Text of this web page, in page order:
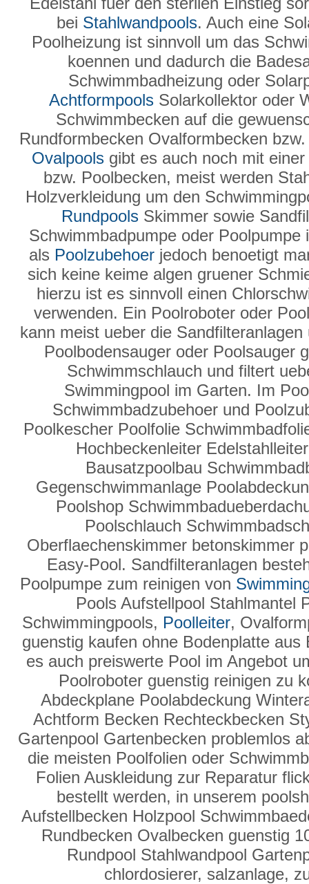
bei Stahlwandpools. Auch eine
Poolheizung ist sinnvoll um das
koennen und dadurch die
Schwimmbadheizung oder
AchtformpoolsSolarkollektor oder
Schwimmbecken auf die
Rundformbecken Ovalformbecken
Ovalpoolsgibt es auch noch mit einer
bzw. Poolbecken, meist werden
Holzverkleidung um den
RundpoolsSkimmer sowie
Schwimmbadpumpe oder
als Poolzubehoer jedoch benoetigt
sich keine keime algen gruener
hierzu ist es sinnvoll einen
verwenden. Ein Poolroboter oder
kann meist ueber die
Poolbodensauger oder Poolsauger
Schwimmschlauch und filtert
Swimmingpool im Garten. Im
Schwimmbadzubehoer und
Poolkescher Poolfolie
Hochbeckenleiter
Bausatzpoolbau
Gegenschwimmanlage
Poolshop
Poolschlauch
Oberflaechenskimmer betonskimmer
Easy-Pool. Sandfilteranlagen
Poolpumpe zum reinigen von
Pools Aufstellpool Stahlmantel
Schwimmingpools, Poolleiter,
guenstig kaufen ohne Bodenplatte
es auch preiswerte Pool im Angebot
Poolroboter guenstig reinigen zu
Abdeckplane Poolabdeckung
Achtform Becken Rechteckbecken
Gartenpool Gartenbecken problemlos
die meisten Poolfolien oder
Folien Auskleidung zur Reparatur
bestellt werden, in unserem
Aufstellbecken Holzpool
Rundbecken Ovalbecken guenstig
Rundpool Stahlwandpool
chlordosierer, salzanlage,